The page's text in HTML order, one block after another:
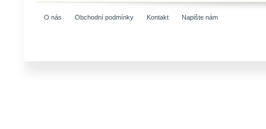
O nás Obchodní podmínky Kontakt Napište nám